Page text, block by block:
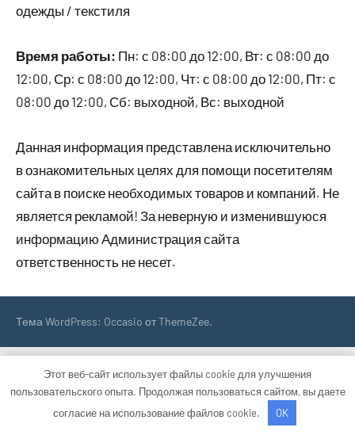
одежды / текстиля
Время работы: Пн: с 08:00 до 12:00, Вт: с 08:00 до
12:00, Ср: с 08:00 до 12:00, Чт: с 08:00 до 12:00, Пт: с
08:00 до 12:00, Сб: выходной, Вс: выходной
Данная информация представлена исключительно
в ознакомительных целях для помощи посетителям
сайта в поиске необходимых товаров и компаний. Не
является рекламой! За неверную и изменившуюся
информацию Администрация сайта
ответственность не несет.
Тема WordPress: Occasio от ThemeZee.
Этот веб-сайт использует файлы cookie для улучшения
пользовательского опыта. Продолжая пользоваться сайтом, вы даете
согласие на использование файлов cookie.
OK